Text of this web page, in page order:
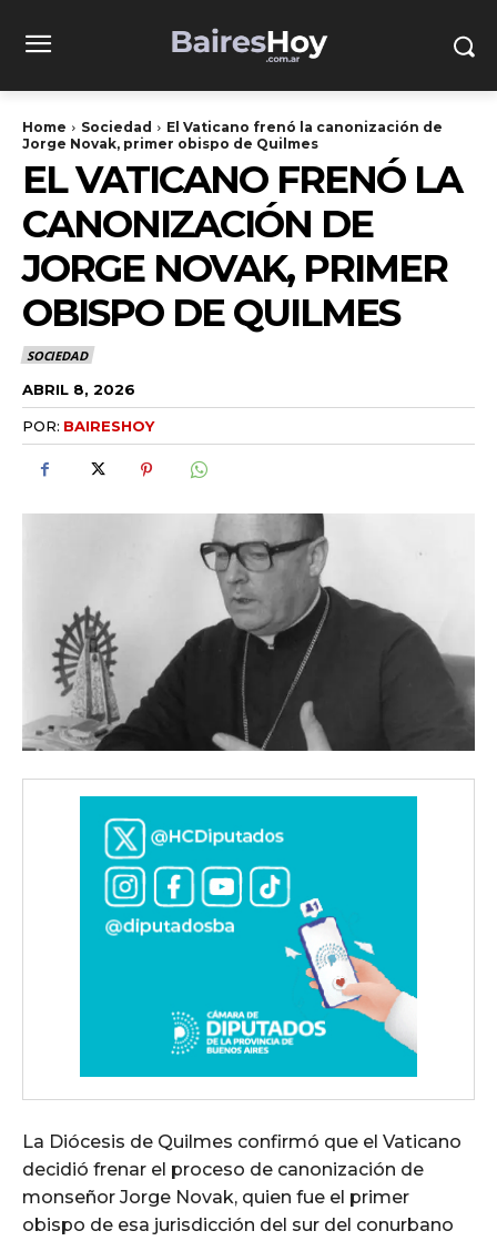
Home Sociedad
El Vaticano frenó la canonización de
Jorge Novak, primer obispo de Quilmes
EL VATICANO FRENÓ LA
CANONIZACIÓN DE
JORGE NOVAK, PRIMER
OBISPO DE QUILMES
SOCIEDAD
ABRIL 8, 2026
POR: BAIRESHOY
La Diócesis de Quilmes confirmó que el Vaticano
decidió frenar el proceso de canonización de
monseñor Jorge Novak, quien fue el primer
obispo de esa jurisdicción del sur del conurbano